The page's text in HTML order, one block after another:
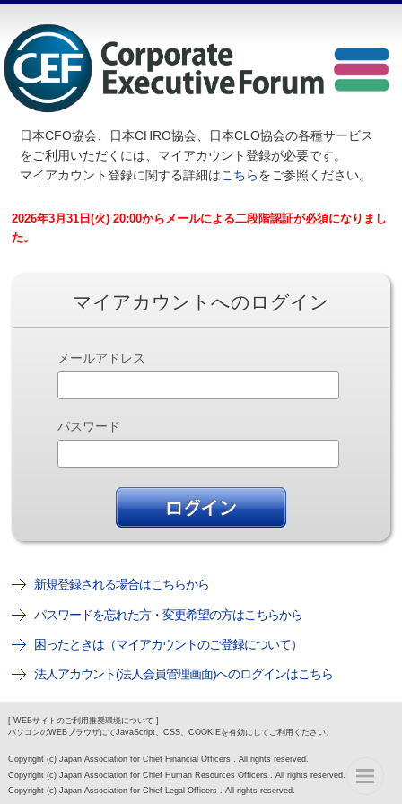
日本CFO協会、日本CHRO協会、日本CLO協会の各種サービス
をご利用いただくには、マイアカウント登録が必要です。
マイアカウント登録に関する詳細はこちらをご参照ください。
2026年3月31日(火) 20:00からメールによる二段階認証が必須になりまし
た。
マイアカウントへのログイン
メールアドレス
パスワード
新規登録される場合はこちらから
パスワードを忘れた方・変更希望の方はこちらから
困ったときは（マイアカウントのご登録について）
法人アカウント(法人会員管理画面)へのログインはこちら
[ WEBサイトのご利用推奨環境について ]
パソコンのWEBブラウザにてJavaScript、CSS、COOKIEを有効にしてご利用ください。
Copyright (c) Japan Association for Chief Financial Officers . All rights reserved.
Copyright (c) Japan Association for Chief Human Resources Officers . All rights reserved.
Copyright (c) Japan Association for Chief Legal Officers . All rights reserved.